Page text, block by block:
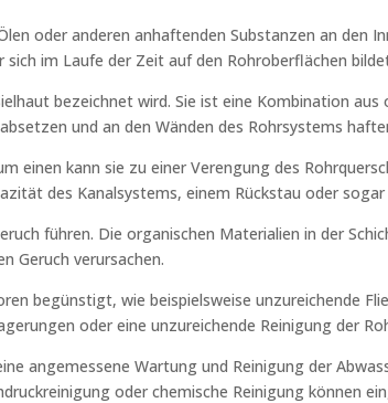
oder anderen anhaftenden Substanzen an den
im Laufe der Zeit auf den Rohroberflächen
bezeichnet wird. Sie ist eine Kombination
und an den Wänden des Rohrsystems
einen kann sie zu einer Verengung des
des Kanalsystems, einem Rückstau oder
führen. Die organischen Materialien in der
Geruch verursachen.
begünstigt, wie beispielsweise unzureichende
oder eine unzureichende Reinigung der
angemessene Wartung und Reinigung der
oder chemische Reinigung können